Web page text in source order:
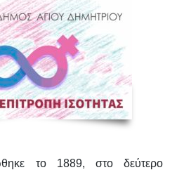
το 1889, στο δεύτερο